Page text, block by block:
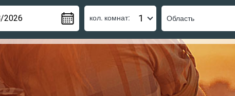
кол. комнат: